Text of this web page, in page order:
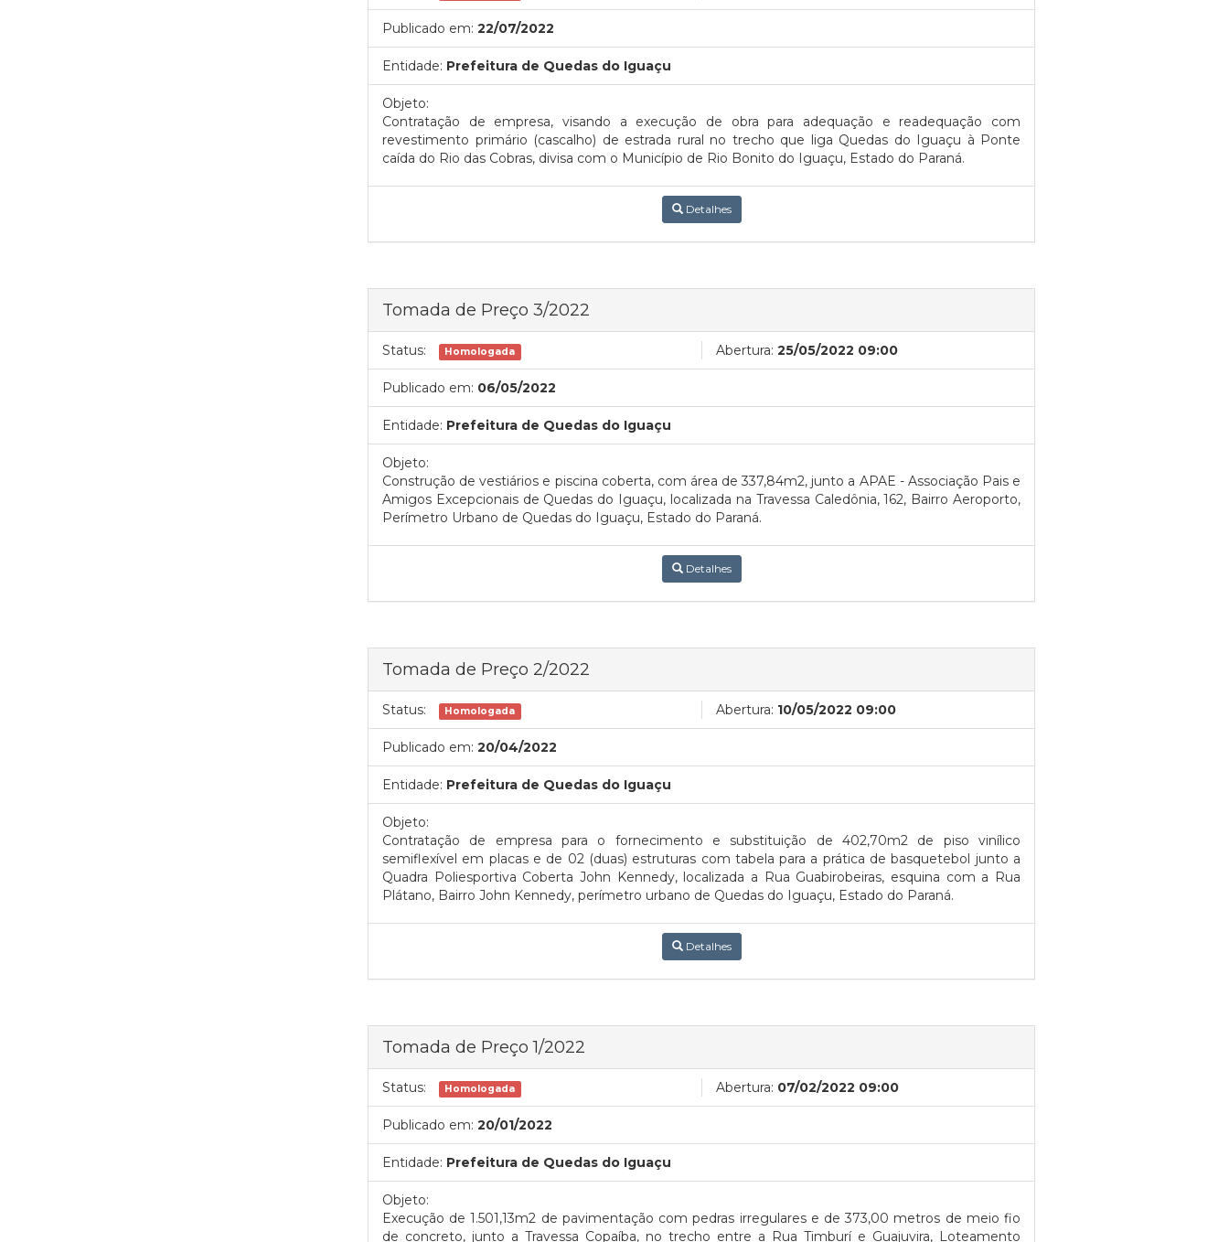
Publicado em: 22/07/2022
Entidade: Prefeitura de Quedas do Iguaçu
Objeto:
Contratação de empresa, visando a execução de obra para adequação e readequação com
revestimento primário (cascalho) de estrada rural no trecho que liga Quedas do Iguaçu à Ponte
caída do Rio das Cobras, divisa com o Município de Rio Bonito do Iguaçu, Estado do Paraná.
Detalhes
Tomada de Preço 3/2022
Status: Homologada Abertura: 25/05/2022 09:00
Publicado em: 06/05/2022
Entidade: Prefeitura de Quedas do Iguaçu
Objeto:
Construção de vestiários e piscina coberta, com área de 337,84m2, junto a APAE - Associação Pais e
Amigos Excepcionais de Quedas do Iguaçu, localizada na Travessa Caledônia, 162, Bairro Aeroporto,
Perímetro Urbano de Quedas do Iguaçu, Estado do Paraná.
Detalhes
Tomada de Preço 2/2022
Status: Homologada Abertura: 10/05/2022 09:00
Publicado em: 20/04/2022
Entidade: Prefeitura de Quedas do Iguaçu
Objeto:
Contratação de empresa para o fornecimento e substituição de 402,70m2 de piso vinílico
semiflexível em placas e de 02 (duas) estruturas com tabela para a prática de basquetebol junto a
Quadra Poliesportiva Coberta John Kennedy, localizada a Rua Guabirobeiras, esquina com a Rua
Plátano, Bairro John Kennedy, perímetro urbano de Quedas do Iguaçu, Estado do Paraná.
Detalhes
Tomada de Preço 1/2022
Status: Homologada Abertura: 07/02/2022 09:00
Publicado em: 20/01/2022
Entidade: Prefeitura de Quedas do Iguaçu
Objeto:
Execução de 1.501,13m2 de pavimentação com pedras irregulares e de 373,00 metros de meio fio
de concreto, junto a Travessa Copaíba, no trecho entre a Rua Timburí e Guajuvira, Loteamento